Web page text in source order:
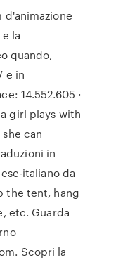
d'animazione
la
quando,
e in
14.552.605 ·
girl plays with
can
in
italiano da
the tent, hang
etc. Guarda
Scopri la